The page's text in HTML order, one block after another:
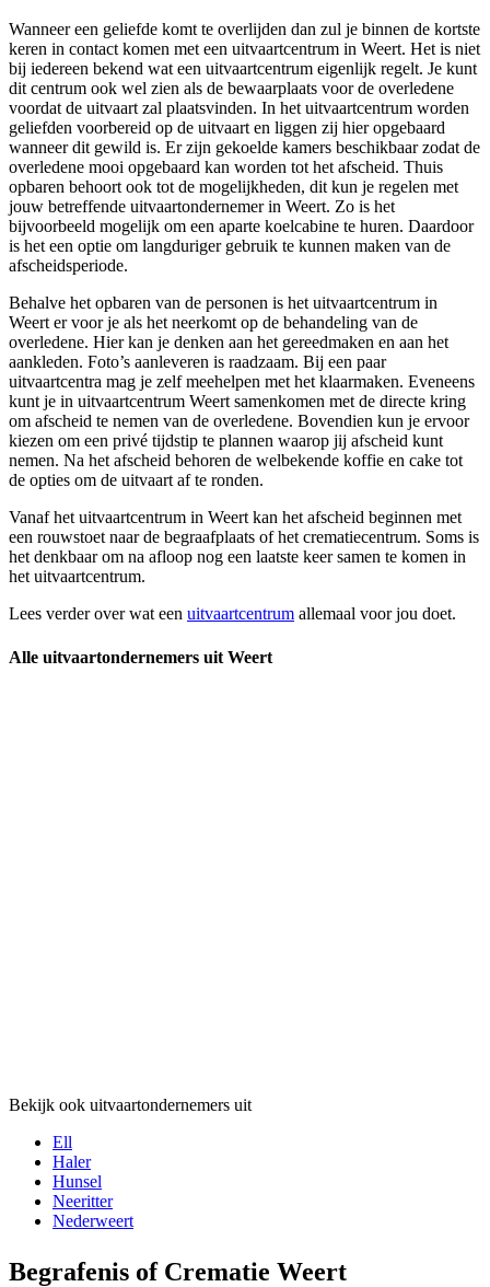
Wanneer een geliefde komt te overlijden dan zul je binnen de kortste
keren in contact komen met een uitvaartcentrum in Weert. Het is niet
bij iedereen bekend wat een uitvaartcentrum eigenlijk regelt. Je kunt
dit centrum ook wel zien als de bewaarplaats voor de overledene
voordat de uitvaart zal plaatsvinden. In het uitvaartcentrum worden
geliefden voorbereid op de uitvaart en liggen zij hier opgebaard
wanneer dit gewild is. Er zijn gekoelde kamers beschikbaar zodat de
overledene mooi opgebaard kan worden tot het afscheid. Thuis
opbaren behoort ook tot de mogelijkheden, dit kun je regelen met
jouw betreffende uitvaartondernemer in Weert. Zo is het
bijvoorbeeld mogelijk om een aparte koelcabine te huren. Daardoor
is het een optie om langduriger gebruik te kunnen maken van de
afscheidsperiode.
Behalve het opbaren van de personen is het uitvaartcentrum in
Weert er voor je als het neerkomt op de behandeling van de
overledene. Hier kan je denken aan het gereedmaken en aan het
aankleden. Foto’s aanleveren is raadzaam. Bij een paar
uitvaartcentra mag je zelf meehelpen met het klaarmaken. Eveneens
kunt je in uitvaartcentrum Weert samenkomen met de directe kring
om afscheid te nemen van de overledene. Bovendien kun je ervoor
kiezen om een privé tijdstip te plannen waarop jij afscheid kunt
nemen. Na het afscheid behoren de welbekende koffie en cake tot
de opties om de uitvaart af te ronden.
Vanaf het uitvaartcentrum in Weert kan het afscheid beginnen met
een rouwstoet naar de begraafplaats of het crematiecentrum. Soms is
het denkbaar om na afloop nog een laatste keer samen te komen in
het uitvaartcentrum.
Lees verder over wat een uitvaartcentrum allemaal voor jou doet.
Alle uitvaartondernemers uit Weert
Bekijk ook uitvaartondernemers uit
Ell
Haler
Hunsel
Neeritter
Nederweert
Begrafenis of Crematie Weert